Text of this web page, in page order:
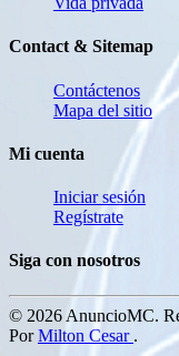
Contact & Sitemap
Contáctenos
Mapa del sitio
Mi cuenta
Iniciar sesión
Regístrate
Siga con nosotros
© 2026 AnuncioMC.
PorMilton Cesar .